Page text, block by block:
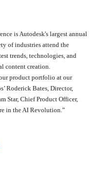
is Autodesk's largest annual
of industries attend the
trends, technologies, and
content creation.
product portfolio at our
Roderick Bates, Director,
Star, Chief Product Officer,
in the AI Revolution.”